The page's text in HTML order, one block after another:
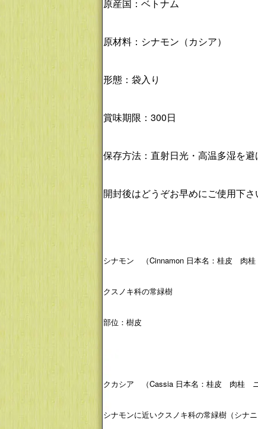
原産国：ベトナム
原材料：シナモン（カシア）
形態：袋入り
賞味期限：300日
保存方法：直射日光・高温多湿を避
開封後はどうぞお早めにご使用下さ
シナモン （Cinnamon 日本名：桂皮 肉
クスノキ科の常緑樹
部位：樹皮
クカシア （Cassia 日本名：桂皮 肉桂
シナモンに近いクスノキ科の常緑樹（シナニ